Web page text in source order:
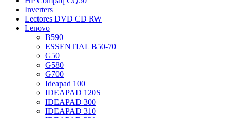
Inverters
Lectores DVD CD RW
Lenovo
B590
ESSENTIAL B50-70
G50
G580
G700
Ideapad 100
IDEAPAD 120S
IDEAPAD 300
IDEAPAD 310